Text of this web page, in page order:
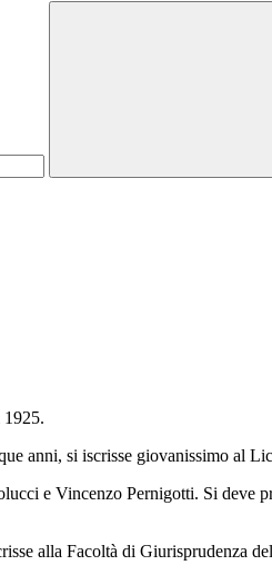
1925.
anni, si iscrisse giovanissimo al
e Vincenzo Pernigotti. Si deve
alla Facoltà di Giurisprudenza